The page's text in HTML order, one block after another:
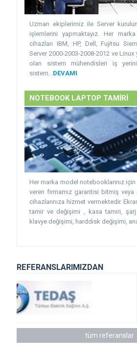
Uzman ekiplerimiz ile Server
işlemlerini yapmaktayız. Her
cihazları IBM, HP, Dell, Fujitsu
Server 2000-2003-2008-2012 ve Linux
olan sistem mühendisleri iş
sistem... DEVAMI
NOTEBOOK LAPTOP TAMİRİ
Her marka model notebooklarınız
veren firmamız garantisi bitmiş veya
cihazlarınıza hizmet vermektedir.
tamir ve değişimi , kasa tamiri, şarj
klavye değişimi, harddisk değişimi,
REFERANSLARIMIZDAN
tüm referanslar